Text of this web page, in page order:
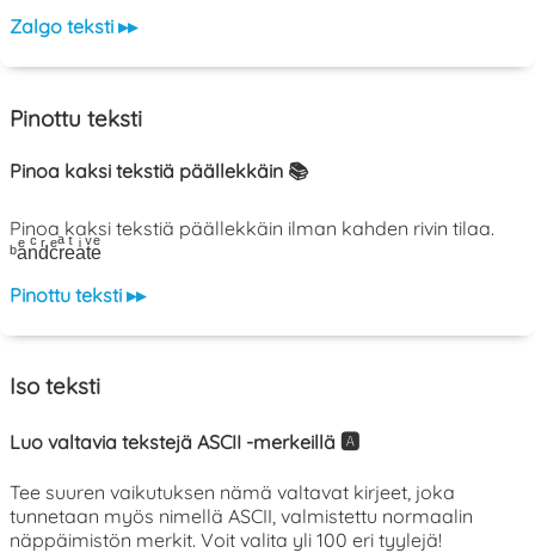
Zalgo teksti ▸▸
Pinottu teksti
Pinoa kaksi tekstiä päällekkäin 📚
Pinoa kaksi tekstiä päällekkäin ilman kahden rivin tilaa.
ᵇaͤnͨdͬcͤrͣeͭaͥtͮeͤ
Pinottu teksti ▸▸
Iso teksti
Luo valtavia tekstejä ASCII -merkeillä 🅰️
Tee suuren vaikutuksen nämä valtavat kirjeet, joka
tunnetaan myös nimellä ASCII, valmistettu normaalin
näppäimistön merkit. Voit valita yli 100 eri tyylejä!